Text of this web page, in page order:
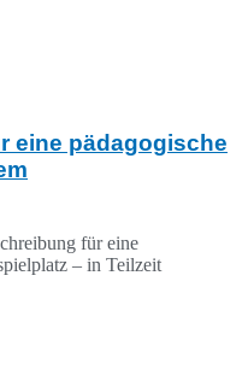
eine pädagogische
für eine
– in Teilzeit